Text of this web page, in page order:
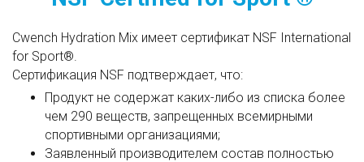
Cwench Hydration Mix имеет сертификат NSF International
for Sport®.
Сертификация NSF подтверждает, что:
Продукт не содержат каких-либо из списка более
чем 290 веществ, запрещенных всемирными
спортивными организациями;
Заявленный производителем состав полностью